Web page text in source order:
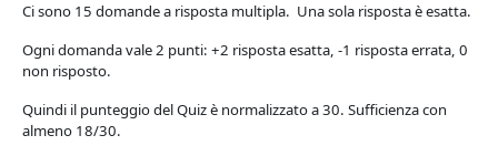
Ci sono 15 domande a risposta multipla. Una sola risposta è esatta.
Ogni domanda vale 2 punti: +2 risposta esatta, -1 risposta errata, 0
non risposto.
Quindi il punteggio del Quiz è normalizzato a 30. Sufficienza con
almeno 18/30.